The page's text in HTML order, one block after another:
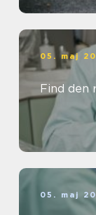
05. maj
Find den
05. maj